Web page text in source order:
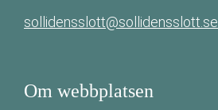
sollidensslott@sollidensslott.se
Om webbplatsen